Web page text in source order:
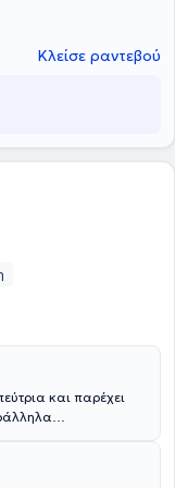
στο 12ο ΕΠΑΛ
6 έτη συνεργάτης
Θεσσαλονίκη.
Κλείσε ραντεβού
και παρέχει
Είναι απόφοιτη του